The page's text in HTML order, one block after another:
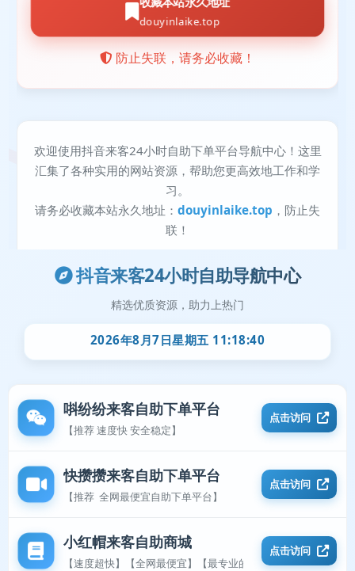
抖音来客24小时自助导航中心
精选优质资源，助力上热门
2026年8月7日星期五 11:18:41
唞纷纷来客自助下单平台
【推荐 速度快 安全稳定】
点击访问
快攒攒来客自助下单平台
【推荐 全网最便宜自助下单平台】
点击访问
小红帽来客自助商城
【速度超快】【全网最便宜】【最专业的平台】
点击访问